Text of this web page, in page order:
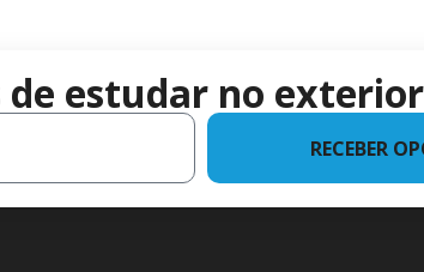
de estudar no
RECEBER